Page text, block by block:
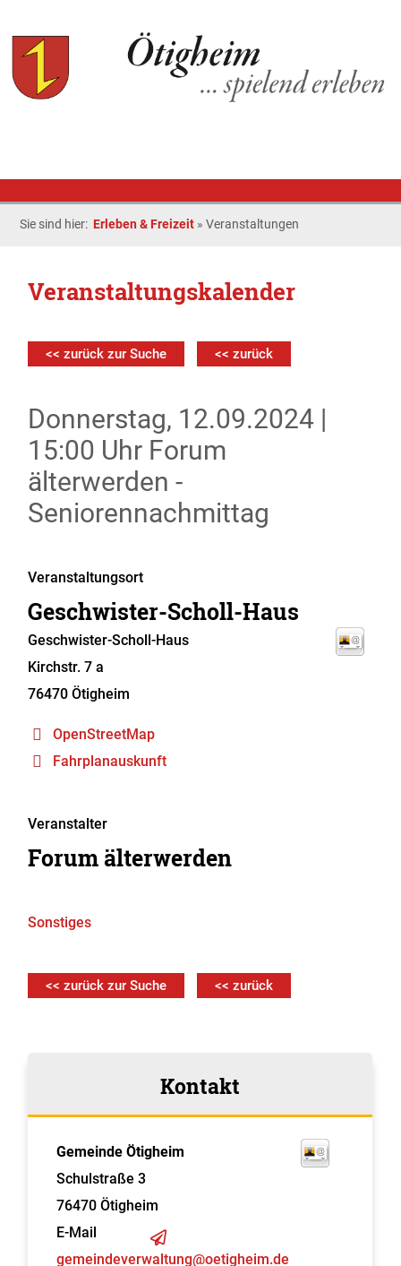
Sie sind hier: Erleben & Freizeit »Veranstaltungen
Veranstaltungskalender
<< zurück zur Suche << zurück
Donnerstag, 12.09.2024 |
15:00 Uhr Forum
älterwerden -
Seniorennachmittag
Veranstaltungsort
Geschwister-Scholl-Haus
Geschwister-Scholl-Haus
Kirchstr. 7 a
76470 Ötigheim
OpenStreetMap
Fahrplanauskunft
Veranstalter
Forum älterwerden
Sonstiges
<< zurück zur Suche << zurück
Kontakt
Gemeinde Ötigheim
Schulstraße 3
76470 Ötigheim
E-Mail
gemeindeverwaltung@oetigheim.de